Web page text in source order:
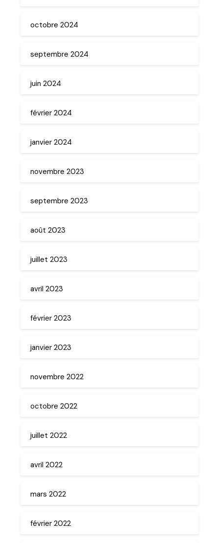
octobre 2024
septembre 2024
juin 2024
février 2024
janvier 2024
novembre 2023
septembre 2023
août 2023
juillet 2023
avril 2023
février 2023
janvier 2023
novembre 2022
octobre 2022
juillet 2022
avril 2022
mars 2022
février 2022